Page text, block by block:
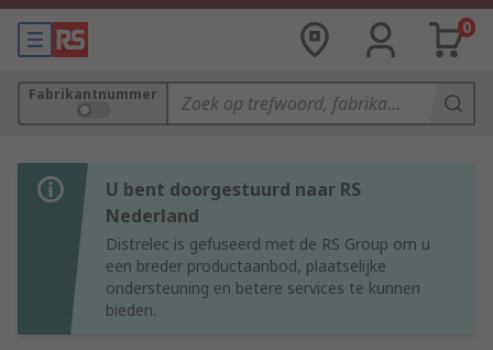
0
Fabrikantnummer
U bent doorgestuurd naar RS
Nederland
Distrelec is gefuseerd met de RS Group om u
een breder productaanbod, plaatselijke
ondersteuning en betere services te kunnen
bieden.